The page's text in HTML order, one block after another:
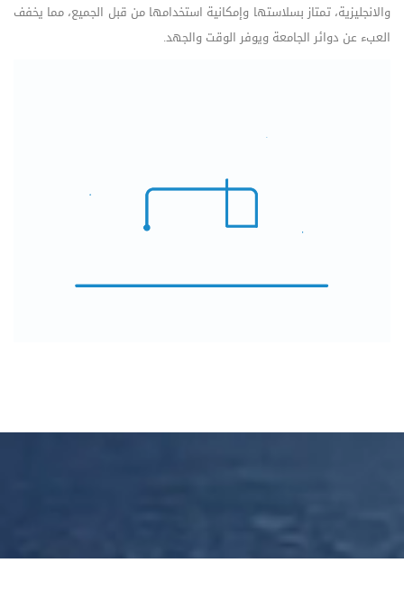
والانجليزية، تمتاز بسلاستها وإمكانية استخدامها من قبل الجميع، مما يخفف
العبء عن دوائر الجامعة ويوفر الوقت والجهد.